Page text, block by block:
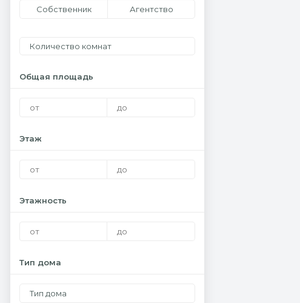
Собственник Агентство
Количество комнат
Общая площадь
Этаж
Этажность
Тип дома
Тип дома